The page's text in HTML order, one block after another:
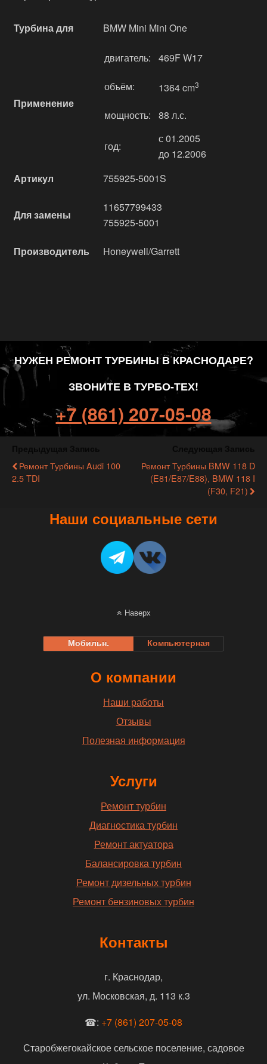
Турбина для BMW Mini Mini One
Применение
двигатель: 469F W17
объём: 1364 cm3
мощность: 88 л.с.
год:
с 01.2005
до 12.2006
Артикул
755925-5001S
Для замены
11657799433
755925-5001
Производитель Honeywell/Garrett
НУЖЕН РЕМОНТ ТУРБИНЫ В КРАСНОДАРЕ?
ЗВОНИТЕ В ТУРБО-ТЕХ!
+7 (861) 207-05-08
Ремонт Турбины Audi 100
2.5 TDI
Ремонт Турбины BMW 118 D
(E81/E87/E88), BMW 118 I
(F30, F21)
Наши социальные сети
Наверх
Мобильн. Компьютерная
О компании
Наши работы
Отзывы
Полезная информация
Услуги
Ремонт турбин
Диагностика турбин
Ремонт актуатора
Балансировка турбин
Ремонт дизельных турбин
Ремонт бензиновых турбин
Контакты
г. Краснодар,
ул. Московская, д. 113 к.3
☎: +7 (861) 207-05-08
Старобжегокайское сельское поселение, садовое